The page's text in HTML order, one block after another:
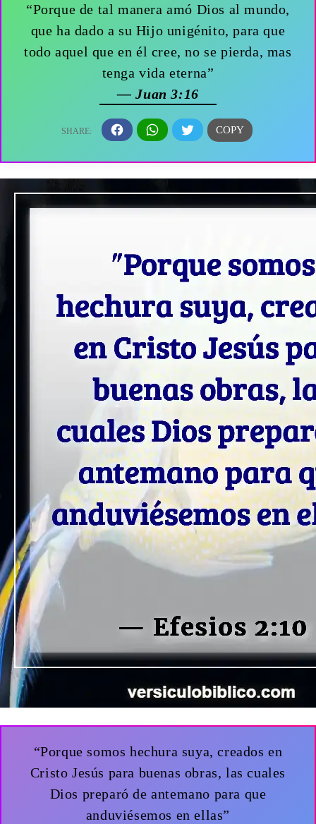
“Porque de tal manera amó Dios al mundo,
que ha dado a su Hijo unigénito, para que
todo aquel que en él cree, no se pierda, mas
tenga vida eterna”
— Juan 3:16
“Porque somos hechura suya, creados en
Cristo Jesús para buenas obras, las cuales
Dios preparó de antemano para que
anduviésemos en ellas”